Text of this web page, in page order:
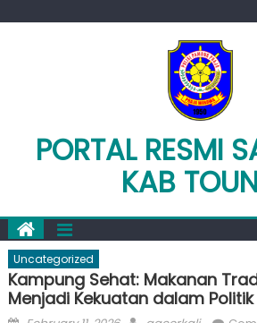
PORTAL RESMI
KAB
Uncategorized
Kampung Sehat: Makanan
Menjadi Kekuatan dalam